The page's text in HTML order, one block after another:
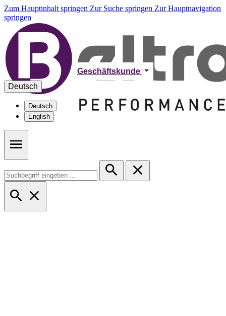
Zum Hauptinhalt springen Zur Suche springen Zur Hauptnavigation
springen
Geschäftskunde
Deutsch
Deutsch
English